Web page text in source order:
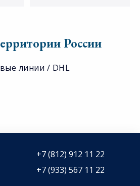
России
линии / DHL
+7 (812) 912 11 22
+7 (933) 567 11 22